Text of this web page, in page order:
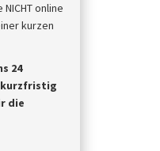
online
kurzen
24
kurzfristig
die